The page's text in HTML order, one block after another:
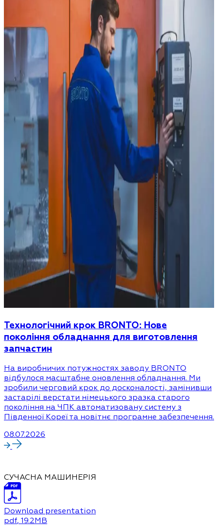
Технологічний крок BRONTO: Нове
покоління обладнання для виготовлення
запчастин
На виробничих потужностях заводу BRONTO
відбулося масштабне оновлення обладнання. Ми
зробили черговий крок до досконалості, замінивши
застарілі верстати німецького зразка старого
покоління на ЧПК автоматизовану систему з
Південної Кореї та новітнє програмне забезпечення.
08.07.2026
СУЧАСНА МАШИНЕРІЯ
Download presentation
pdf, 19.2MB